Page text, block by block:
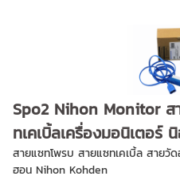
Spo2 Nihon Monitor ส
ทเคเบิ้ลเครื่องมอนิเตอร์
สายแซทโพรบ สายแซทเคเบิ้ล สายวั
ฮอน Nihon Kohden